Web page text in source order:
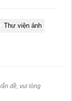
Thư viện ảnh
đề, vui lòng